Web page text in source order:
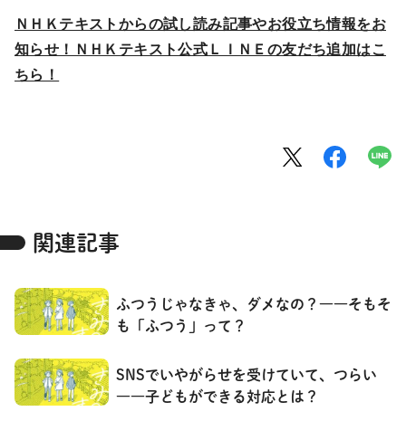
ＮＨＫテキストからの試し読み記事やお役立ち情報をお
知らせ！ＮＨＫテキスト公式ＬＩＮＥの友だち追加はこ
ちら！
関連記事
ふつうじゃなきゃ、ダメなの？――そもそ
も「ふつう」って？
SNSでいやがらせを受けていて、つらい
――子どもができる対応とは？